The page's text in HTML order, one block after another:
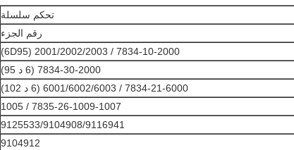
تحكم سلسلة
رقم الجزء
7834-10-2000 / 2001/2002/2003 (6D95)
7834-30-2000 (6 د 95)
7834-21-6000 / 6001/6002/6003 (6 د 102)
7835-26-1009-1007 / 1005
9125533/9104908/9116941
9104912